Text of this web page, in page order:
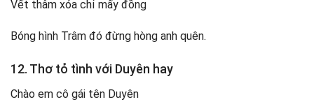
Vết thâm xóa chỉ mấy đồng
Bóng hình Trâm đó đừng hòng anh quên.
12. Thơ tỏ tình với Duyên hay
Chào em cô gái tên Duyên